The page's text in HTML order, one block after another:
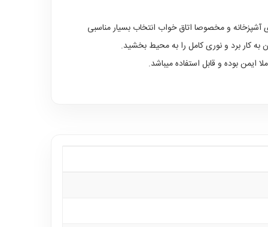
و مخصوصا اتاق خواب انتخاب بسیار مناسبی